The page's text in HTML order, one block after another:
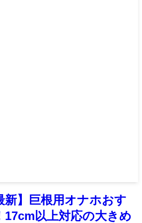
新】巨根用オナホおす
17cm以上対応の大きめ